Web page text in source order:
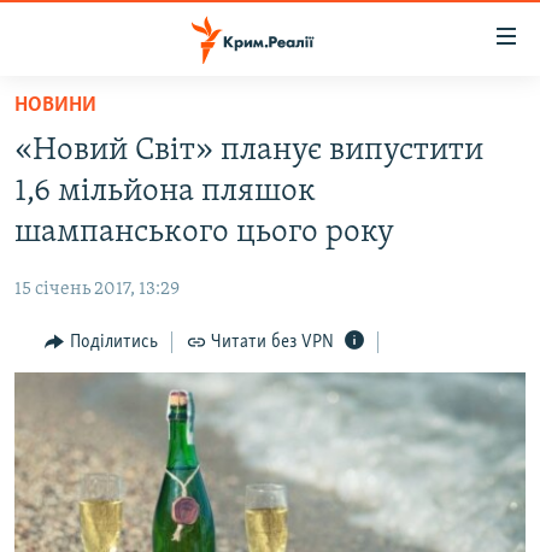
Перейти
основного
матеріалу
до
основної
Перейти
до
БЛОГИ
ПОГЛЯД
ВСЕ ЗА ДЕНЬ
СПЕЦПРОЕКТИ
ДЕПОРТАЦІЯ
ЯК ОБІЙТИ БЛОКУВАННЯ
НОВИНИ
«Новий Світ» планує випустити
1,6 мільйона пляшок
шампанського цього року
15 січень 2017, 13:29
Поділитись Читати без VPN